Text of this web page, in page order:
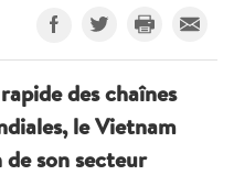
des chaînes
le Vietnam
son secteur